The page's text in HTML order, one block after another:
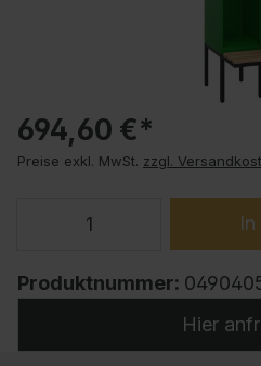
694,60 €*
Preise exkl. MwSt. zzgl.
Produktnummer:
Hier